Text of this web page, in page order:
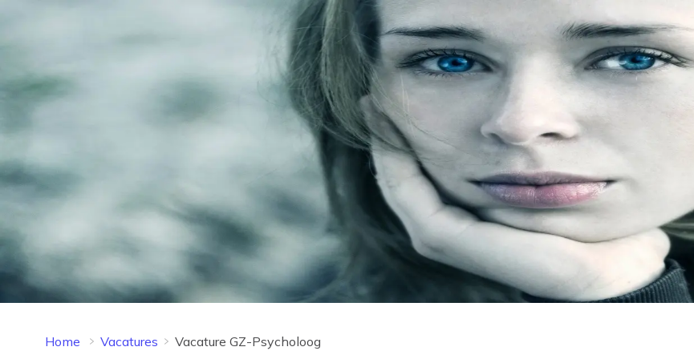
Home Vacatures Vacature GZ-Psycholoog